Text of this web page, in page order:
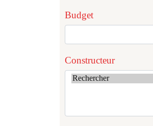
Budget
Constructeur